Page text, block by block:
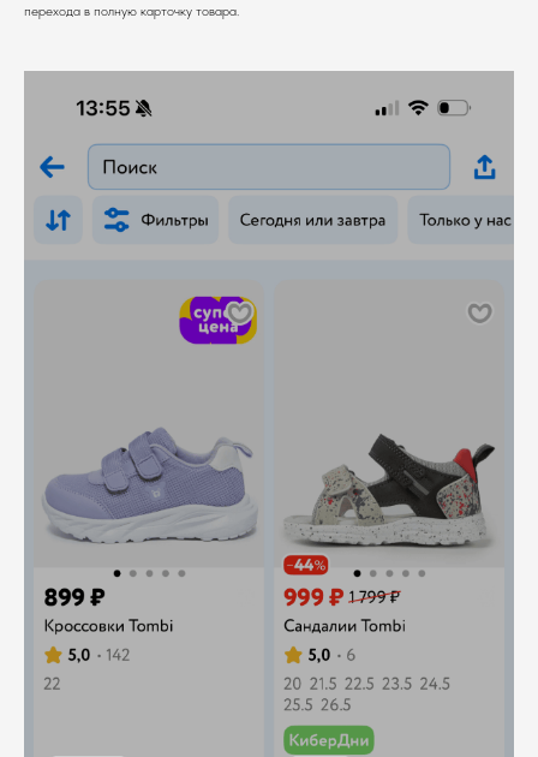
перехода в полную карточку товара.